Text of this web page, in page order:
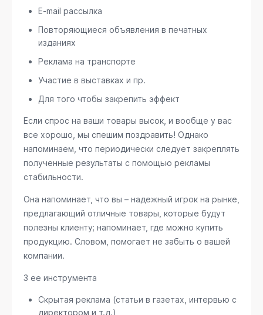
E-mail рассылка
Повторяющиеся объявления в печатных
изданиях
Реклама на транспорте
Участие в выставках и пр.
Для того чтобы закрепить эффект
Если спрос на ваши товары высок, и вообще у вас
все хорошо, мы спешим поздравить! Однако
напоминаем, что периодически следует закреплять
полученные результаты с помощью рекламы
стабильности.
Она напоминает, что вы – надежный игрок на рынке,
предлагающий отличные товары, которые будут
полезны клиенту; напоминает, где можно купить
продукцию. Словом, помогает не забыть о вашей
компании.
3 ее инструмента
Скрытая реклама (статьи в газетах, интервью с
директором и т.д.)